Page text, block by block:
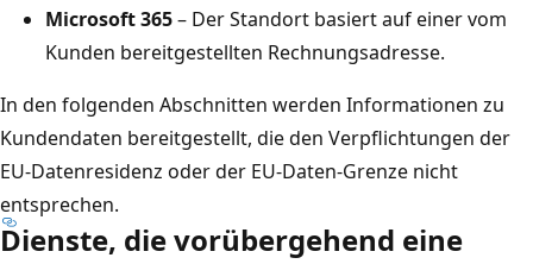
Microsoft 365– Der Standort basiert auf einer vom
Kunden bereitgestellten Rechnungsadresse.
In den folgenden Abschnitten werden Informationen zu
Kundendaten bereitgestellt, die den Verpflichtungen der
EU-Datenresidenz oder der EU-Daten-Grenze nicht
entsprechen.
Dienste, die vorübergehend eine